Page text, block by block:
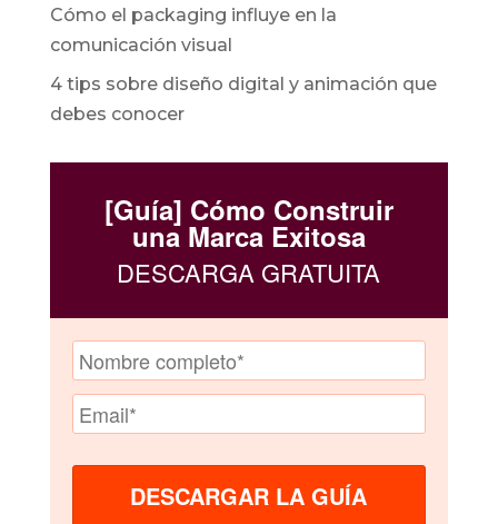
Cómo el packaging influye en la
comunicación visual
4 tips sobre diseño digital y animación que
debes conocer
[Guía] Cómo Construir
una Marca Exitosa
DESCARGA GRATUITA